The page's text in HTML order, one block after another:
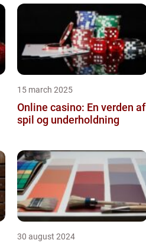
15 march 2025
Online casino: En verden af
spil og underholdning
30 august 2024